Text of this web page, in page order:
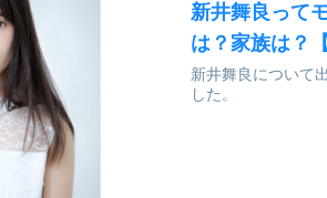
新井舞良って
は？家族は？
新井舞良について
した。